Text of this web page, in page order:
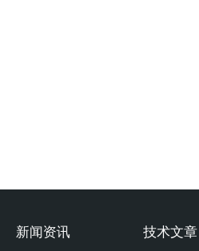
新闻资讯 技术文章